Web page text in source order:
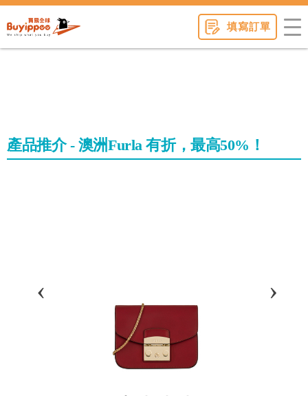
填寫訂單
產品推介 - 澳洲Furla 有折，最高50%！